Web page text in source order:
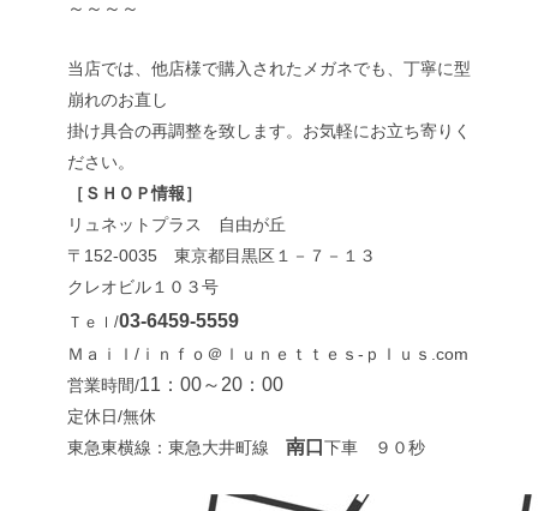
～～～～
当店では、他店様で購入されたメガネでも、丁寧に型
崩れのお直し
掛け具合の再調整を致します。お気軽にお立ち寄りく
ださい。
［ＳＨＯＰ情報］
リュネットプラス 自由が丘
〒152-0035 東京都目黒区１－７－１３
クレオビル１０３号
Ｔｅｌ/03-6459-5559
Ｍａｉｌ/ｉｎｆｏ＠ｌｕｎｅｔｔｅｓ-ｐｌｕｓ.com
営業時間/11：00～20：00
定休日/無休
東急東横線：東急大井町線 南口 下車 ９０秒